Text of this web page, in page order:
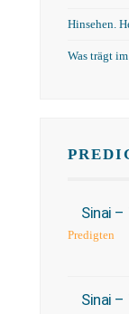
Hinsehen.
Was trägt
Sinai –
Predigten
Sinai –